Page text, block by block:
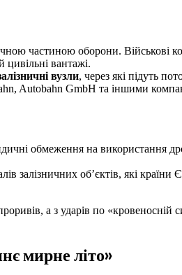
частиною оборони. Військові
вантажі.
вузли, через які підуть
Autobahn GmbH та іншими
обмеження на використання
залізничних об’єктів, які країни
а з ударів по «кровеносній
мирне літо»